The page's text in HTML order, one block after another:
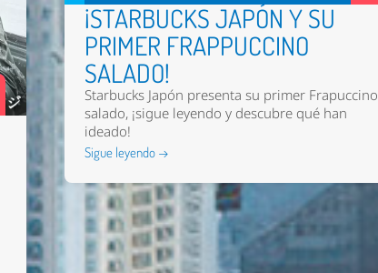
¡STARBUCKS JAPÓN Y SU
PRIMER FRAPPUCCINO
SALADO!
Starbucks Japón presenta su primer Frapuccino
salado, ¡sigue leyendo y descubre qué han
ideado!
Sigue leyendo →